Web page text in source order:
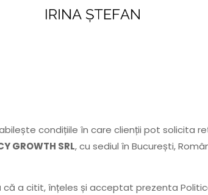
condițiile în care clienții pot solicita
GROWTH SRL, cu sediul în București,
că a citit, înțeles și acceptat prezenta